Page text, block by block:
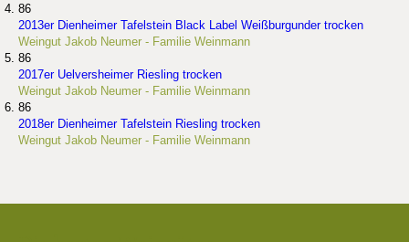
86
2013er Dienheimer Tafelstein Black Label Weißburgunder trocken
Weingut Jakob Neumer - Familie Weinmann
86
2017er Uelversheimer Riesling trocken
Weingut Jakob Neumer - Familie Weinmann
86
2018er Dienheimer Tafelstein Riesling trocken
Weingut Jakob Neumer - Familie Weinmann